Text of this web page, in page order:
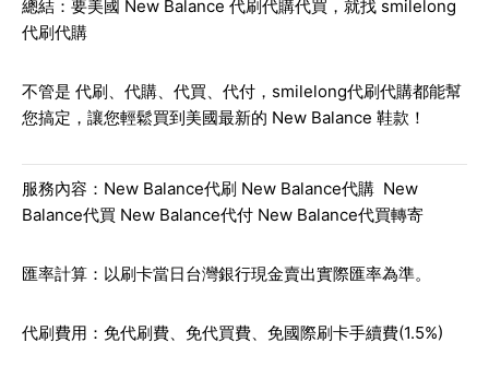
總結：要美國 New Balance 代刷代購代買，就找 smilelong
代刷代購
不管是 代刷、代購、代買、代付 ，smilelong代刷代購都能幫
您搞定，讓您輕鬆買到美國最新的 New Balance 鞋款！
服務內容：New Balance代刷 New Balance代購 New
Balance代買 New Balance代付 New Balance代買轉寄
匯率計算：以刷卡當日台灣銀行現金賣出實際匯率為準。
代刷費用：免代刷費、免代買費、免國際刷卡手續費(1.5%)